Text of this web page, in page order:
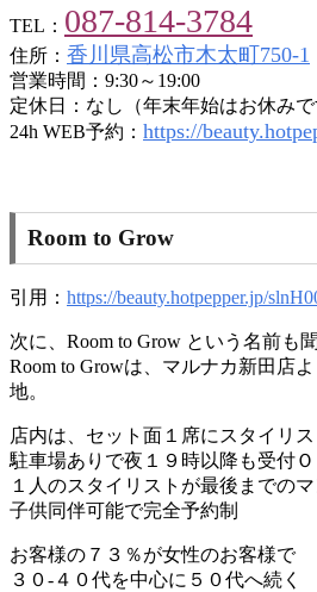
TEL： 087-814-3784
住所： 香川県高松市木太町750-1
営業時間：9:30～19:00
定休日：なし（年末年始はお休みで
24h WEB予約： https://
Room to Grow
引用： https://beauty.hotpepper.jp/
次に、Room to Grow という名前も
Room to Growは、マルナカ新田店
地。
店内は、セット面１席にスタイリ
駐車場ありで夜１９時以降も受付
１人のスタイリストが最後までの
子供同伴可能で完全予約制
お客様の７３％が女性のお客様で
３０-４０代を中心に５０代へ続く